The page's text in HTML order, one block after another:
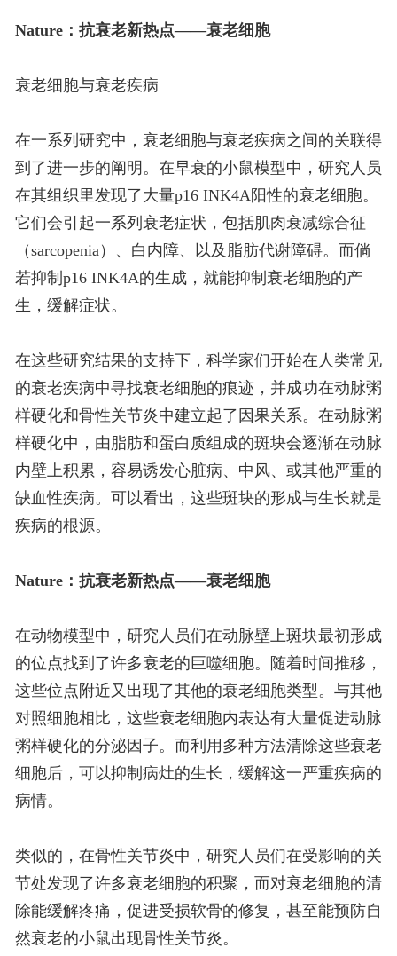
Nature：抗衰老新热点——衰老细胞
衰老细胞与衰老疾病
在一系列研究中，衰老细胞与衰老疾病之间的关联得
到了进一步的阐明。在早衰的小鼠模型中，研究人员
在其组织里发现了大量p16 INK4A阳性的衰老细胞。
它们会引起一系列衰老症状，包括肌肉衰减综合征
（sarcopenia）、白内障、以及脂肪代谢障碍。而倘
若抑制p16 INK4A的生成，就能抑制衰老细胞的产
生，缓解症状。
在这些研究结果的支持下，科学家们开始在人类常见
的衰老疾病中寻找衰老细胞的痕迹，并成功在动脉粥
样硬化和骨性关节炎中建立起了因果关系。在动脉粥
样硬化中，由脂肪和蛋白质组成的斑块会逐渐在动脉
内壁上积累，容易诱发心脏病、中风、或其他严重的
缺血性疾病。可以看出，这些斑块的形成与生长就是
疾病的根源。
Nature：抗衰老新热点——衰老细胞
在动物模型中，研究人员们在动脉壁上斑块最初形成
的位点找到了许多衰老的巨噬细胞。随着时间推移，
这些位点附近又出现了其他的衰老细胞类型。与其他
对照细胞相比，这些衰老细胞内表达有大量促进动脉
粥样硬化的分泌因子。而利用多种方法清除这些衰老
细胞后，可以抑制病灶的生长，缓解这一严重疾病的
病情。
类似的，在骨性关节炎中，研究人员们在受影响的关
节处发现了许多衰老细胞的积聚，而对衰老细胞的清
除能缓解疼痛，促进受损软骨的修复，甚至能预防自
然衰老的小鼠出现骨性关节炎。